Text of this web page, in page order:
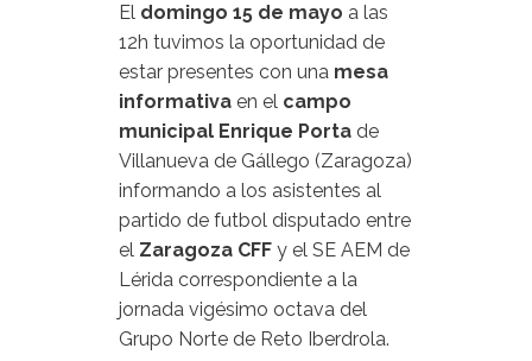
El domingo 15 de mayo a las
12h tuvimos la oportunidad de
estar presentes con una mesa
informativa en el campo
municipal Enrique Porta de
Villanueva de Gállego (Zaragoza)
informando a los asistentes al
partido de futbol disputado entre
el Zaragoza CFF y el SE AEM de
Lérida correspondiente a la
jornada vigésimo octava del
Grupo Norte de Reto Iberdrola.